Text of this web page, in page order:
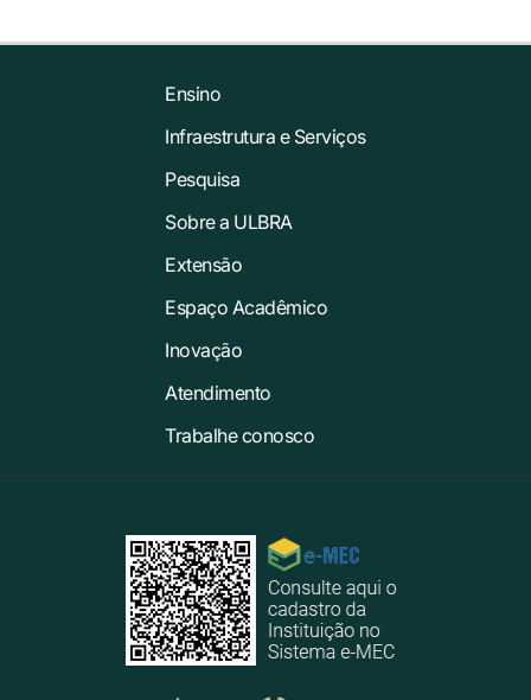
Ensino
Infraestrutura e Serviços
Pesquisa
Sobre a ULBRA
Extensão
Espaço Acadêmico
Inovação
Atendimento
Trabalhe conosco